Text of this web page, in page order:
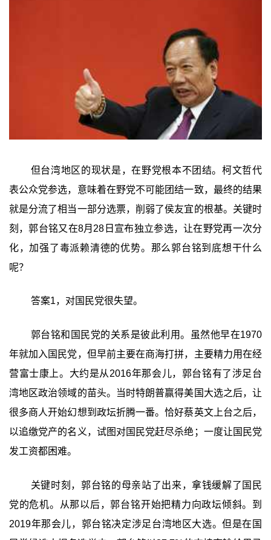
但台湾地区的现状是，在野党根本不团结。柯文哲代
表公众党参选，意味着在野党不可能团结一致，最终的结果
就是分流了相当一部分选票，削弱了侯友宜的根基。关键时
刻，郭台铭又在8月28日宣布独立参选，让在野党再一次分
化，加强了毒派赖清德的优势。那么郭台铭到底想干什么
呢？
答案1，对国民党很失望。
郭台铭和国民党的关系是彼此利用。虽然他早在1970
年就加入国民党，但早前主要在商海打拼，主要精力用在经
营富士康上。大约是从2016年那会儿，郭台铭有了涉足台
湾地区政治领域的苗头。当时特朗普赢得美国大选之后，让
很多商人开始幻想到政坛折腾一番。恰好蔡英文上台之后，
以追缴党产的名义，试图对国民党赶尽杀绝；一度让国民党
发工资都困难。
关键时刻，郭台铭的母亲站了出来，拿钱缓解了国民
党的危机。从那以后，郭台铭开始把精力向政坛倾斜。到
2019年那会儿，郭台铭决定涉足台湾地区大选。但是在国